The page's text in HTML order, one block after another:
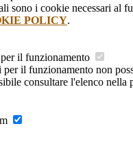
sono i cookie necessari al
POLICY.
il funzionamento
per il funzionamento non
consultare l'elenco nella